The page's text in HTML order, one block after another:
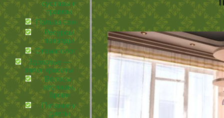
суставы и
травмы
Польза соков
Ресурсы
природы
Стоматология
Здоровье —
залог красоты
Волосы,
ресницы,
брови
Питание и
диеты